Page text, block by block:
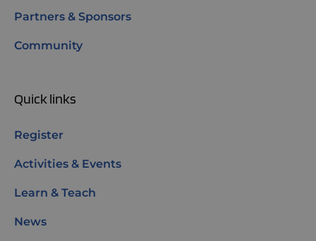
Partners & Sponsors
Community
Quick links
Register
Activities & Events
Learn & Teach
News